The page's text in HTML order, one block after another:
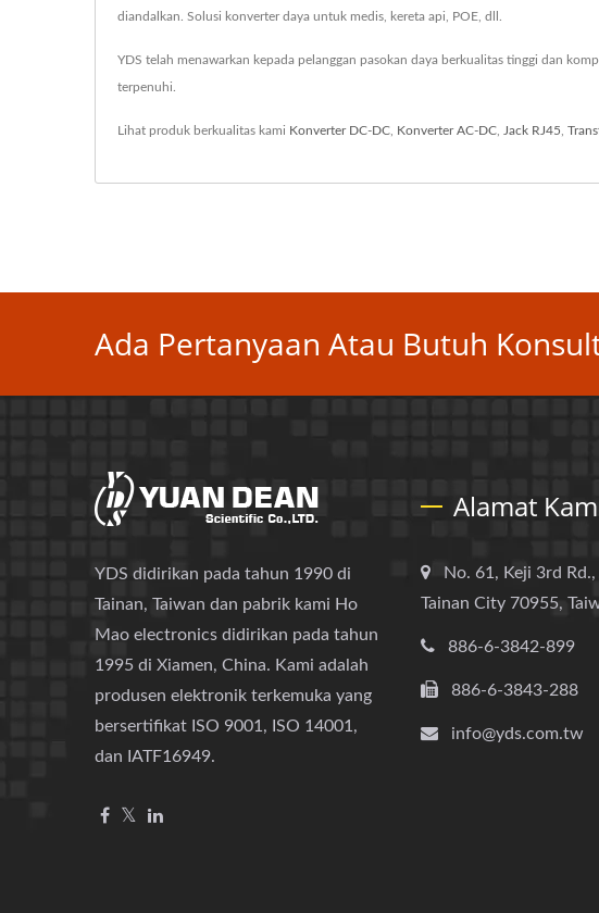
diandalkan. Solusi konverter daya untuk medis, kereta api, POE, dll.
YDS telah menawarkan kepada pelanggan pasokan daya berkualitas tinggi dan
terpenuhi.
Lihat produk berkualitas kami Konverter DC-DC Konverter AC-DC Jack RJ45
Ada Pertanyaan Atau Butuh
YDS didirikan pada tahun 1990 di
Tainan, Taiwan dan pabrik kami Ho
Mao electronics didirikan pada tahun
1995 di Xiamen, China. Kami adalah
produsen elektronik terkemuka yang
bersertifikat ISO 9001, ISO 14001,
dan IATF16949.
Alamat
No. 61, Keji 3rd
Tainan City 70955,
886-6-3842-899
886-6-3843-288
info@yds.com.tw